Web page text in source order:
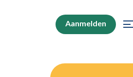
Aanmelden